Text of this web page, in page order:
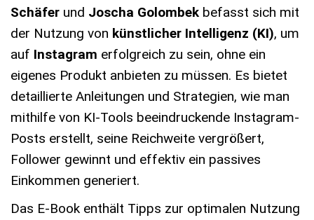
Schäfer und Joscha Golombek befasst sich mit
der Nutzung von künstlicher Intelligenz (KI), um
auf Instagram erfolgreich zu sein, ohne ein
eigenes Produkt anbieten zu müssen. Es bietet
detaillierte Anleitungen und Strategien, wie man
mithilfe von KI-Tools beeindruckende Instagram-
Posts erstellt, seine Reichweite vergrößert,
Follower gewinnt und effektiv ein passives
Einkommen generiert.
Das E-Book enthält Tipps zur optimalen Nutzung